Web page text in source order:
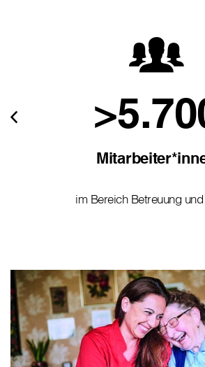
im Bereich Betreuung